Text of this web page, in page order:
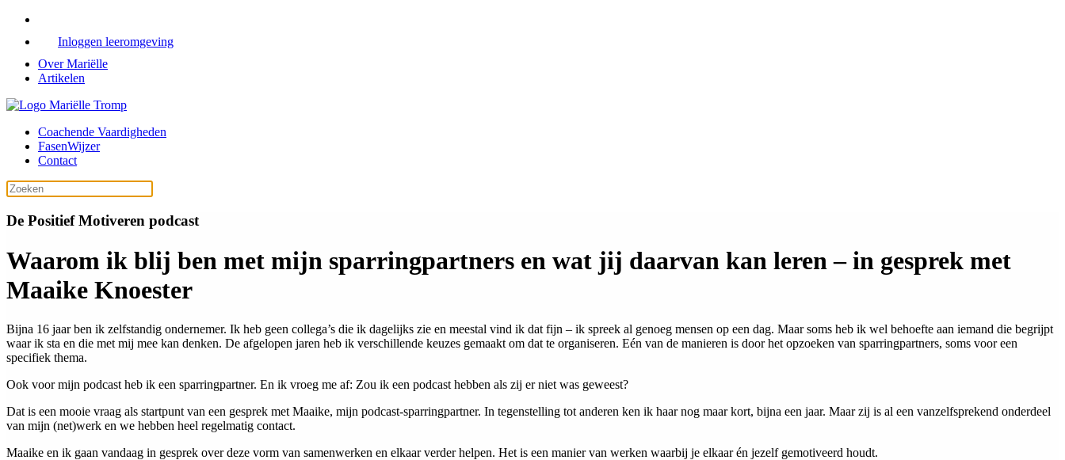
Inloggen leeromgeving
Over Mariëlle
Artikelen
Coachende Vaardigheden
FasenWijzer
Contact
De Positief Motiveren podcast
Waarom ik blij ben met mijn sparringpartners en wat jij daarvan kan leren – in gesprek met
Maaike Knoester
Bijna 16 jaar ben ik zelfstandig ondernemer. Ik heb geen collega’s die ik dagelijks zie en meestal vind ik dat fijn – ik spreek al genoeg mensen op een dag. Maar soms heb ik wel behoefte aan iemand die begrijpt
waar ik sta en die met mij mee kan denken. De afgelopen jaren heb ik verschillende keuzes gemaakt om dat te organiseren. Eén van de manieren is door het opzoeken van sparringpartners, soms voor een
specifiek thema.
Ook voor mijn podcast heb ik een sparringpartner. En ik vroeg me af: Zou ik een podcast hebben als zij er niet was geweest?
Dat is een mooie vraag als startpunt van een gesprek met Maaike, mijn podcast-sparringpartner. In tegenstelling tot anderen ken ik haar nog maar kort, bijna een jaar. Maar zij is al een vanzelfsprekend onderdeel
van mijn (net)werk en we hebben heel regelmatig contact.
Maaike en ik gaan vandaag in gesprek over deze vorm van samenwerken en elkaar verder helpen. Het is een manier van werken waarbij je elkaar én jezelf gemotiveerd houdt.